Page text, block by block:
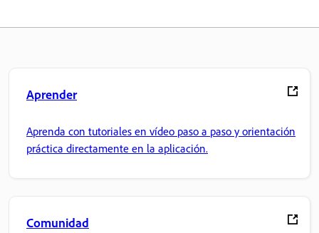
Aprender
Aprenda con tutoriales en vídeo paso a paso y orientación
práctica directamente en la aplicación.
Comunidad